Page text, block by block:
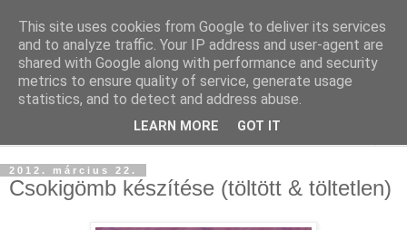
2012. március 22.
Csokigömb készítése (töltött & töltetlen)
This site uses cookies from Google to deliver its services
and to analyze traffic. Your IP address and user-agent are
shared with Google along with performance and security
metrics to ensure quality of service, generate usage
statistics, and to detect and address abuse.
LEARN MORE GOT IT